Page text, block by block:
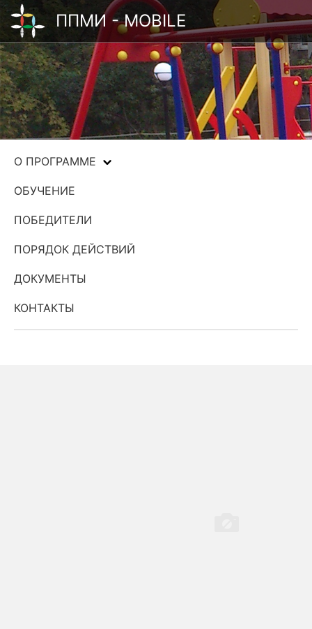
ППМИ - MOBILE
О ПРОГРАММЕ
ОБУЧЕНИЕ
ПОБЕДИТЕЛИ
ПОРЯДОК ДЕЙСТВИЙ
ДОКУМЕНТЫ
КОНТАКТЫ